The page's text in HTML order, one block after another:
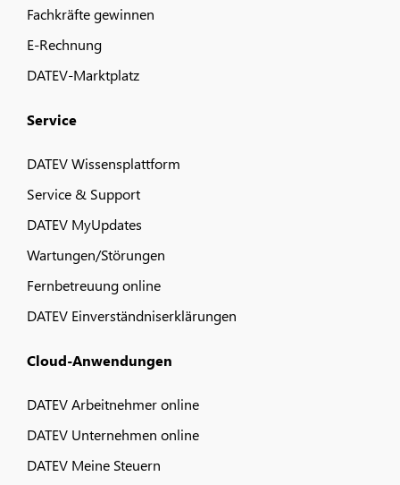
Fachkräfte gewinnen
E-Rechnung
DATEV-Marktplatz
Service
DATEV Wissensplattform
Service & Support
DATEV MyUpdates
Wartungen/Störungen
Fernbetreuung online
DATEV Einverständniserklärungen
Cloud-Anwendungen
DATEV Arbeitnehmer online
DATEV Unternehmen online
DATEV Meine Steuern